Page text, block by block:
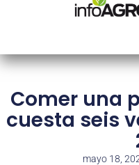
Comer una
cuesta seis
mayo 18,